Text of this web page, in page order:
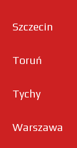
Szczecin
Toruń
Tychy
Warszawa